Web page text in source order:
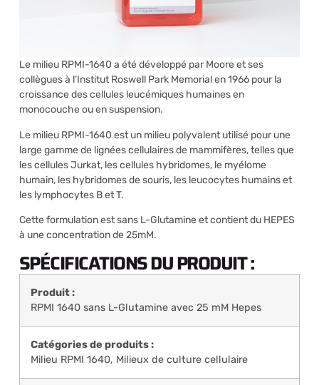
Le milieu RPMI-1640 a été développé par Moore et ses
collègues à l’Institut Roswell Park Memorial en 1966 pour la
croissance des cellules leucémiques humaines en
monocouche ou en suspension.
Le milieu RPMI-1640 est un milieu polyvalent utilisé pour une
large gamme de lignées cellulaires de mammifères, telles que
les cellules Jurkat, les cellules hybridomes, le myélome
humain, les hybridomes de souris, les leucocytes humains et
les lymphocytes B et T.
Cette formulation est sans L-Glutamine et contient du HEPES
à une concentration de 25mM.
SPÉCIFICATIONS DU PRODUIT :
Produit :
RPMI 1640 sans L-Glutamine avec 25 mM Hepes
Catégories de produits :
Milieu RPMI 1640, Milieux de culture cellulaire